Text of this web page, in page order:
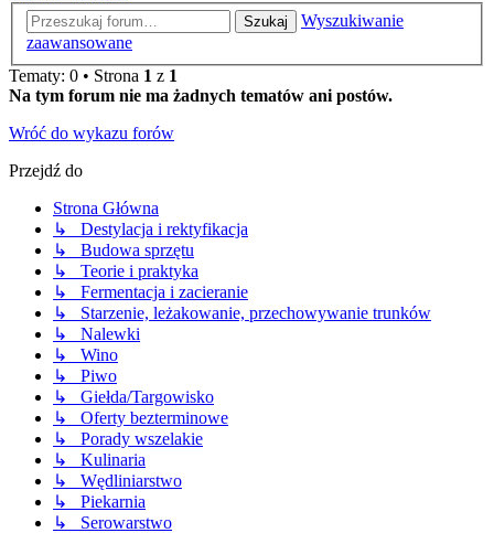
Szukaj
Wyszukiwanie
zaawansowane
Tematy: 0 • Strona 1 z 1
Na tym forum nie ma żadnych tematów ani postów.
Wróć do wykazu forów
Przejdź do
Strona Główna
↳ Destylacja i rektyfikacja
↳ Budowa sprzętu
↳ Teorie i praktyka
↳ Fermentacja i zacieranie
↳ Starzenie, leżakowanie, przechowywanie trunków
↳ Nalewki
↳ Wino
↳ Piwo
↳ Giełda/Targowisko
↳ Oferty bezterminowe
↳ Porady wszelakie
↳ Kulinaria
↳ Wędliniarstwo
↳ Piekarnia
↳ Serowarstwo